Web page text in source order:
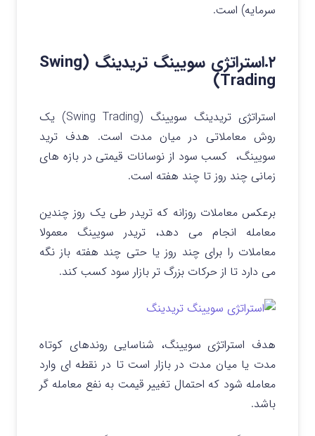
سرمایه) است.
۲.استراتژی سویینگ تریدینگ (Swing
Trading)
استراتژی تریدینگ سویینگ (Swing Trading) یک
روش معاملاتی در میان مدت است. هدف ترید
سویینگ، کسب سود از نوسانات قیمتی در بازه های
زمانی چند روز تا چند هفته است.
برعکس معاملات روزانه که تریدر طی یک روز چندین
معامله انجام می‌ دهد، تریدر سویینگ معمولا
معاملات را برای چند روز یا حتی چند هفته باز نگه
می‌ دارد تا از حرکات بزرگ‌ تر بازار سود کسب کند.
هدف استراتژی سویینگ، شناسایی روندهای کوتاه
مدت یا میان مدت در بازار است تا در نقطه ای وارد
معامله شود که احتمال تغییر قیمت به نفع معامله گر
باشد.